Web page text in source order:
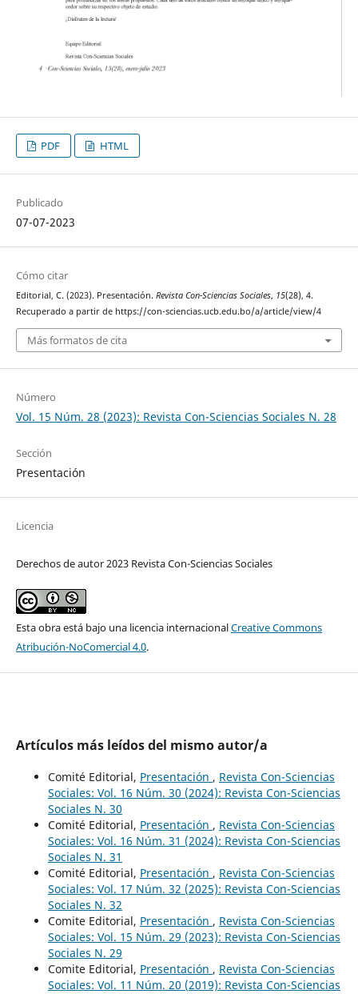
PDF HTML
Publicado
07-07-2023
Cómo citar
Editorial, C. (2023). Presentación. Revista Con-Sciencias Sociales, 15(28), 4.
Recuperado a partir de https://con-sciencias.ucb.edu.bo/a/article/view/4
Más formatos de cita
Número
Vol. 15 Núm. 28 (2023): Revista Con-Sciencias Sociales N. 28
Sección
Presentación
Licencia
Derechos de autor 2023 Revista Con-Sciencias Sociales
Esta obra está bajo una licencia internacionalCreative Commons
Atribución-NoComercial 4.0.
Artículos más leídos del mismo autor/a
Comité Editorial, Presentación , Revista Con-Sciencias
Sociales: Vol. 16 Núm. 30 (2024): Revista Con-Sciencias
Sociales N. 30
Comité Editorial, Presentación , Revista Con-Sciencias
Sociales: Vol. 16 Núm. 31 (2024): Revista Con-Sciencias
Sociales N. 31
Comité Editorial, Presentación , Revista Con-Sciencias
Sociales: Vol. 17 Núm. 32 (2025): Revista Con-Sciencias
Sociales N. 32
Comite Editorial, Presentación , Revista Con-Sciencias
Sociales: Vol. 15 Núm. 29 (2023): Revista Con-Sciencias
Sociales N. 29
Comite Editorial, Presentación , Revista Con-Sciencias
Sociales: Vol. 11 Núm. 20 (2019): Revista Con-Sciencias